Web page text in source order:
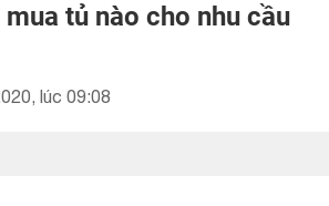
tủ nào cho nhu cầu
lúc 09:08